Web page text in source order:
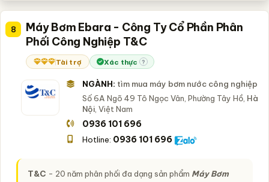
8
Máy Bơm Ebara - Công Ty Cổ Phần Phân
Phối Công Nghiệp T&C
Tài trợ Xác thực ?
NGÀNH: tìm mua máy bơm nước công nghiệp
Số 6A Ngõ 49 Tô Ngọc Vân, Phường Tây Hồ, Hà
Nội, Việt Nam
0936 101 696
Hotline: 0936 101 696
T&C - 20 năm phân phối đa dạng sản phẩm Máy Bơm